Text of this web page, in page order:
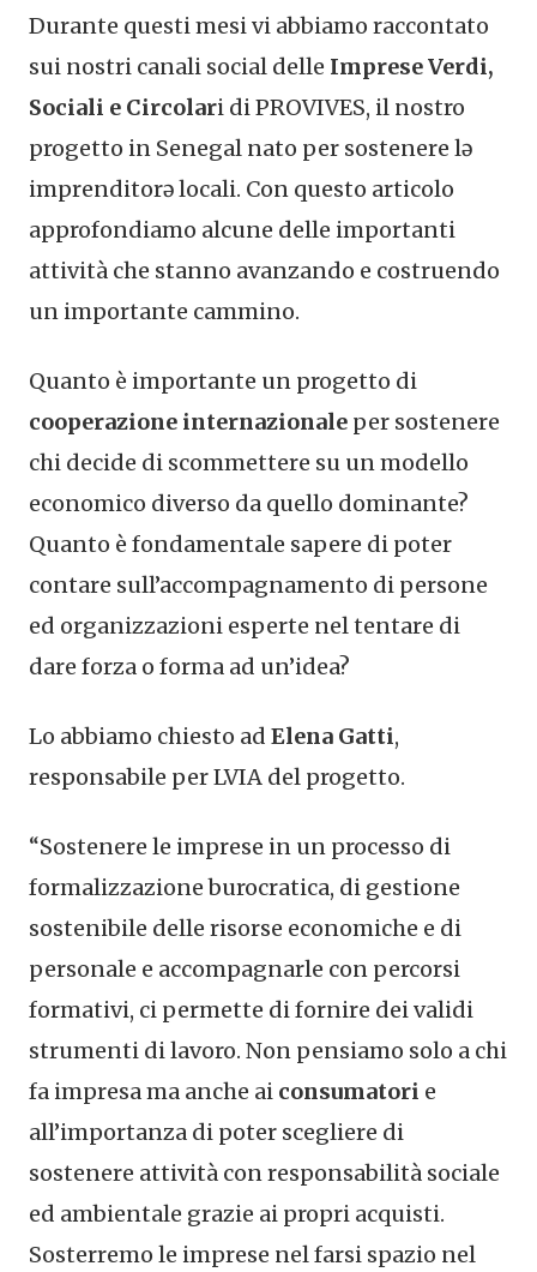
Durante questi mesi vi abbiamo raccontato
sui nostri canali social delle Imprese Verdi,
Sociali e Circolari di PROVIVES, il nostro
progetto in Senegal nato per sostenere lə
imprenditorə locali. Con questo articolo
approfondiamo alcune delle importanti
attività che stanno avanzando e costruendo
un importante cammino.
Quanto è importante un progetto di
cooperazione internazionale per sostenere
chi decide di scommettere su un modello
economico diverso da quello dominante?
Quanto è fondamentale sapere di poter
contare sull’accompagnamento di persone
ed organizzazioni esperte nel tentare di
dare forza o forma ad un’idea?
Lo abbiamo chiesto ad Elena Gatti,
responsabile per LVIA del progetto.
“Sostenere le imprese in un processo di
formalizzazione burocratica, di gestione
sostenibile delle risorse economiche e di
personale e accompagnarle con percorsi
formativi, ci permette di fornire dei validi
strumenti di lavoro. Non pensiamo solo a chi
fa impresa ma anche ai consumatori e
all’importanza di poter scegliere di
sostenere attività con responsabilità sociale
ed ambientale grazie ai propri acquisti.
Sosterremo le imprese nel farsi spazio nel